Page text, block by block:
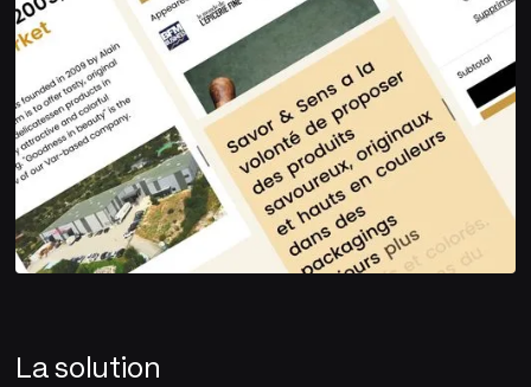
La solution